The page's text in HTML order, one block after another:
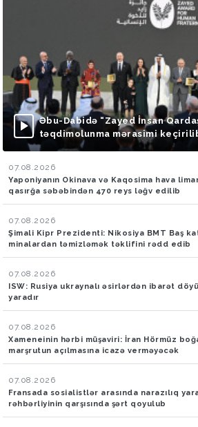
Əbu-Dabidə “Zayed İnsan
təqdimolunma mərasimi
07.08.2026
Yaponiyanın Okinava və Kaqosima hava
qasırğa səbəbindən 470 reys ləğv edilib
07.08.2026
Şimali Kipr Prezidenti: Nikosiya BMT Baş
minalardan təmizləmək təklifini rədd edib
07.08.2026
ISW: Rusiya ukraynalı əsirlərdən ibarət
yaradır
07.08.2026
Xameneinin hərbi müşaviri: İran Hörmüz
marşrutun açılmasına icazə verməyəcək
07.08.2026
Fransada sosialistlər arasında narazılıq
rəhbərliyinin qarşısında şərt qoyulub